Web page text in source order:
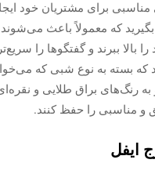
برای مشتریان خود
که معمولاً باعث
بسته به نوع شبی که
براق طلایی و نقره‌ای
و مناسبی را حفظ کنند.
ایفل